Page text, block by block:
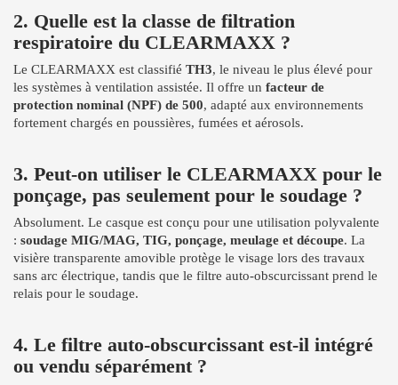
2. Quelle est la classe de filtration
respiratoire du CLEARMAXX ?
Le CLEARMAXX est classifié TH3, le niveau le plus élevé pour
les systèmes à ventilation assistée. Il offre un facteur de
protection nominal (NPF) de 500, adapté aux environnements
fortement chargés en poussières, fumées et aérosols.
3. Peut-on utiliser le CLEARMAXX pour le
ponçage, pas seulement pour le soudage ?
Absolument. Le casque est conçu pour une utilisation polyvalente
: soudage MIG/MAG, TIG, ponçage, meulage et découpe. La
visière transparente amovible protège le visage lors des travaux
sans arc électrique, tandis que le filtre auto-obscurcissant prend le
relais pour le soudage.
4. Le filtre auto-obscurcissant est-il intégré
ou vendu séparément ?